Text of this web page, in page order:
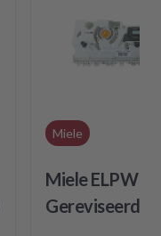
Miele
Miele ELPW
Gereviseerd